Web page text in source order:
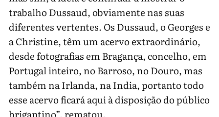
trabalho Dussaud, obviamente nas suas
diferentes vertentes. Os Dussaud, o Georges e
a Christine, têm um acervo extraordinário,
desde fotografias em Bragança, concelho, em
Portugal inteiro, no Barroso, no Douro, mas
também na Irlanda, na India, portanto todo
esse acervo ficará aqui à disposição do público
brigantino”, rematou.